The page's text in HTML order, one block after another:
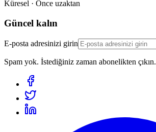
Küresel · Önce uzaktan
Güncel kalın
E-posta adresinizi girin
Spam yok. İstediğiniz zaman abonelikten çıkın.